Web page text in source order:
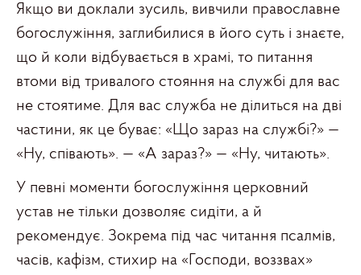
Якщо ви доклали зусиль, вивчили православне
богослужіння, заглибилися в його суть і знаєте,
що й коли відбувається в храмі, то питання
втоми від тривалого стояння на службі для вас
не стоятиме. Для вас служба не ділиться на дві
частини, як це буває: «Що зараз на службі?» —
«Ну, співають». — «А зараз?» — «Ну, читають».
У певні моменти богослужіння церковний
устав не тільки дозволяє сидіти, а й
рекомендує. Зокрема під час читання псалмів,
часів, кафізм, стихир на «Господи, воззвах»